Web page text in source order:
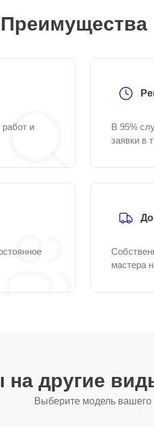
Преимущества
и
В 95%
заявки в
мастера
на другие
Выберите модель вашего